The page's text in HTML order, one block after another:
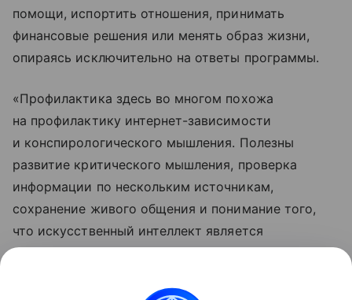
помощи, испортить отношения, принимать
финансовые решения или менять образ жизни,
опираясь исключительно на ответы программы.
«Профилактика здесь во многом похожа
на профилактику интернет-зависимости
и конспирологического мышления. Полезны
развитие критического мышления, проверка
информации по нескольким источникам,
сохранение живого общения и понимание того,
что искусственный интеллект является
инструментом, а не мудрым наставником или